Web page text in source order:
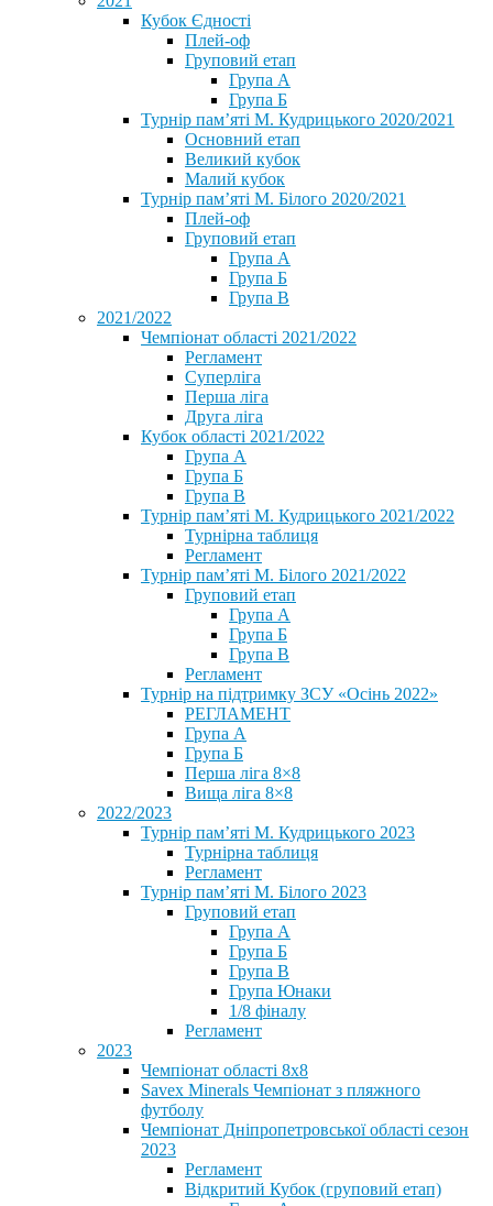
Кубок Єдності
Плей-оф
Груповий етап
Група А
Група Б
Турнір пам’яті М. Кудрицького 2020/2021
Основний етап
Великий кубок
Малий кубок
Турнір пам’яті М. Білого 2020/2021
Плей-оф
Груповий етап
Група А
Група Б
Група В
2021/2022
Чемпіонат області 2021/2022
Регламент
Суперліга
Перша ліга
Друга ліга
Кубок області 2021/2022
Група А
Група Б
Група В
Турнір пам’яті М. Кудрицького 2021/2022
Турнірна таблиця
Регламент
Турнір пам’яті М. Білого 2021/2022
Груповий етап
Група А
Група Б
Група В
Регламент
Турнір на підтримку ЗСУ «Осінь 2022»
РЕГЛАМЕНТ
Група А
Група Б
Перша ліга 8×8
Вища ліга 8×8
2022/2023
Турнір пам’яті М. Кудрицького 2023
Турнірна таблиця
Регламент
Турнір пам’яті М. Білого 2023
Груповий етап
Група А
Група Б
Група В
Група Юнаки
1/8 фіналу
Регламент
2023
Чемпіонат області 8х8
Savex Minerals Чемпіонат з пляжного
футболу
Чемпіонат Дніпропетровської області сезон
2023
Регламент
Відкритий Кубок (груповий етап)